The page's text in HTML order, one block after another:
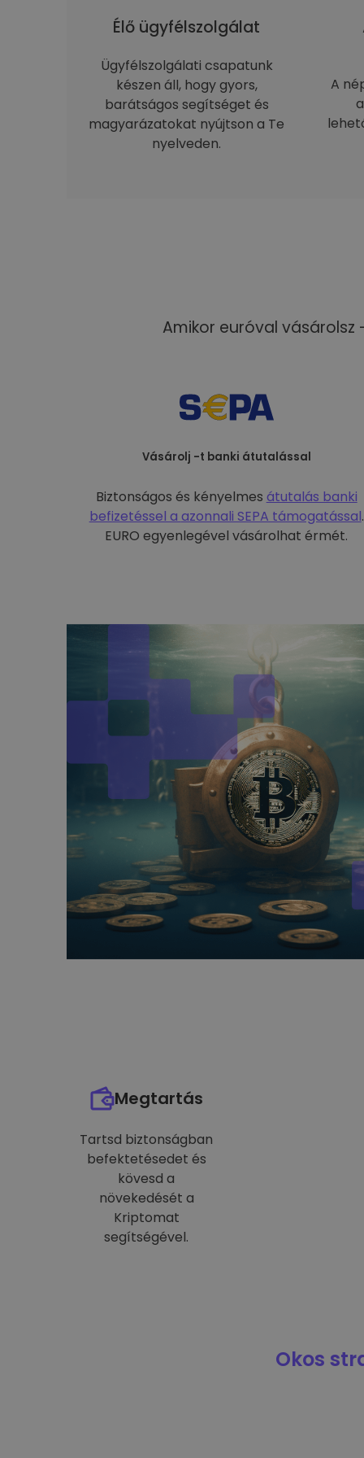
Élő ügyfélszolgálat
Ügyfélszolgálati csapatunk
készen áll, hogy gyors,
barátságos segítséget és
magyarázatokat nyújtson a Te
nyelveden.
A
Amikor euróval
Vásárolj -t banki átutalással
Biztonságos és kényelmes átutalás banki
befizetéssel a azonnali SEPA támogatással.
EURO egyenlegével vásárolhat érmét.
Megtartás
Tartsd biztonságban
befektetésedet és
kövesd a
növekedését a
Kriptomat
segítségével.
Okos